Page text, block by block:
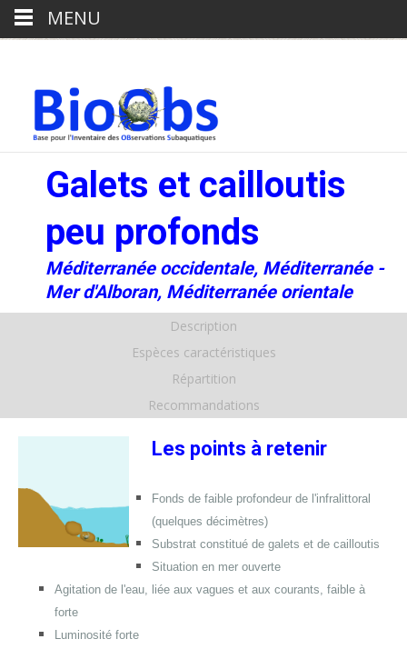
Galets et cailloutis
peu profonds
Méditerranée occidentale, Méditerranée -
Mer d'Alboran, Méditerranée orientale
Description
Espèces caractéristiques
Répartition
Recommandations
Les points à retenir
Fonds de faible profondeur de l'infralittoral
(quelques décimètres)
Substrat constitué de galets et de cailloutis
Situation en mer ouverte
Agitation de l'eau, liée aux vagues et aux courants, faible à
forte
Luminosité forte
MENU